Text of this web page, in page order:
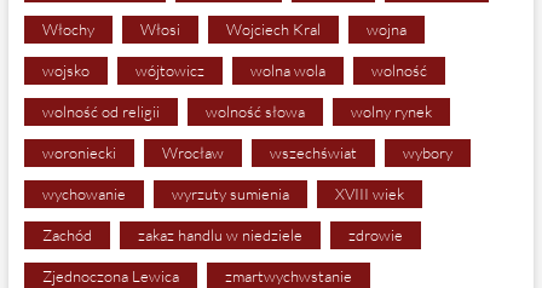
Włochy Włosi Wojciech Kral wojna
wojsko wójtowicz wolna wola wolność
wolność od religii wolność słowa wolny rynek
woroniecki Wrocław wszechświat wybory
wychowanie wyrzuty sumienia XVIII wiek
Zachód zakaz handlu w niedziele zdrowie
Zjednoczona Lewica zmartwychwstanie